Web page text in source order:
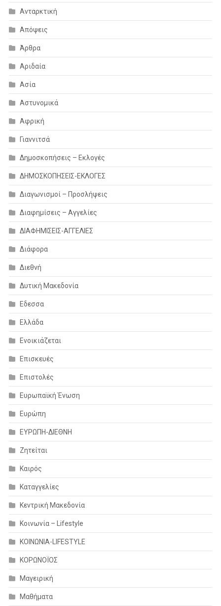
Ανταρκτική
Απόψεις
Άρθρα
Αριδαία
Ασία
Αστυνομικά
Αφρική
Γιαννιτσά
Δημοσκοπήσεις – Εκλογές
ΔΗΜΟΣΚΟΠΗΣΕΙΣ-ΕΚΛΟΓΕΣ
Διαγωνισμοί – Προσλήψεις
Διαφημίσεις – Αγγελίες
ΔΙΑΦΗΜΙΣΕΙΣ-ΑΓΓΕΛΙΕΣ
Διάφορα
Διεθνή
Δυτική Μακεδονία
Εδεσσα
Ελλάδα
Ενοικιάζεται
Επισκευές
Επιστολές
Ευρωπαϊκή Ένωση
Ευρώπη
ΕΥΡΩΠΗ-ΔΙΕΘΝΗ
Ζητείται
Καιρός
Καταγγελίες
Κεντρική Μακεδονία
Κοινωνία – Lifestyle
ΚΟΙΝΩΝΙΑ-LIFESTYLE
ΚΟΡΩΝΟΪΟΣ
Μαγειρική
Μαθήματα